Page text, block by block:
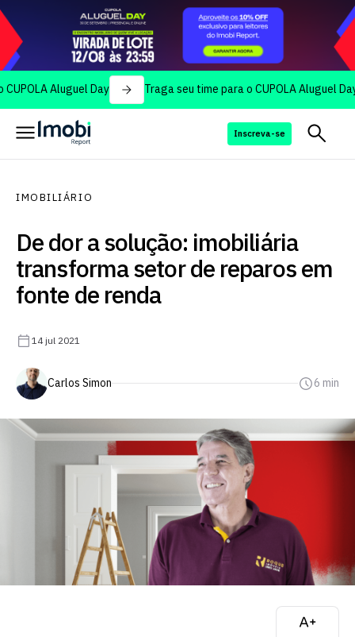
Aluguel Day Traga seu time para o CUPOLA Aluguel Day
Inscreva-se
IMOBILIÁRIO
De dor a solução: imobiliária
transforma setor de reparos em
fonte de renda
14 jul 2021
Carlos Simon 6 min